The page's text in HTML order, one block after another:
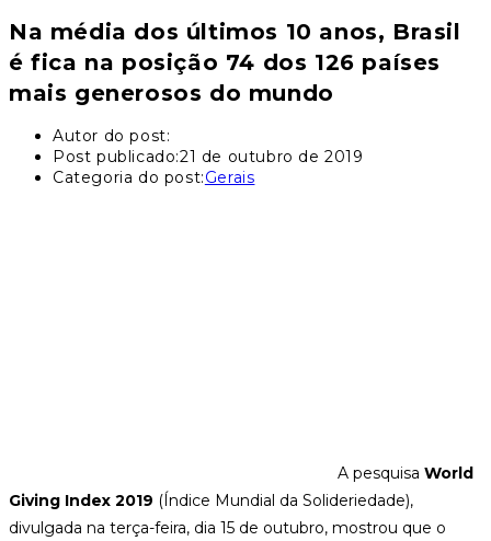
Na média dos últimos 10 anos, Brasil
é fica na posição 74 dos 126 países
mais generosos do mundo
Autor do post:
Post publicado:21 de outubro de 2019
Categoria do post:Gerais
A pesquisa World
Giving Index 2019 (Índice Mundial da Solideriedade),
divulgada na terça-feira, dia 15 de outubro, mostrou que o